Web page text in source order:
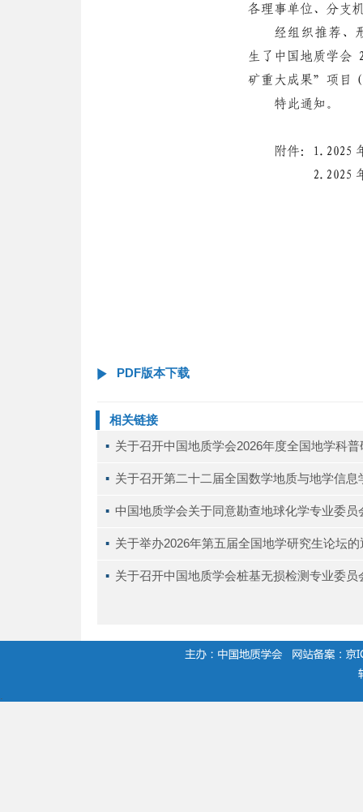
PDF版本下载
相关链接
▪ 关于召开中国地质学会2026年度全国地学科
▪ 关于召开第二十二届全国数学地质与地学信
▪ 中国地质学会关于同意勘查地球化学专业委
▪ 关于举办2026年第五届全国地学研究生论坛
▪ 关于召开中国地质学会桩基无损检测专业委
.